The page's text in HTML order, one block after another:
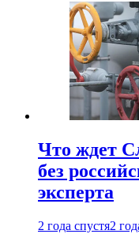
Что ждет
без
эксперта
2 года спустя2